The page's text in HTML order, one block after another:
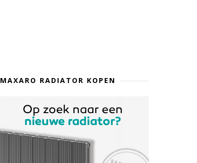
MAXARO RADIATOR KOPEN